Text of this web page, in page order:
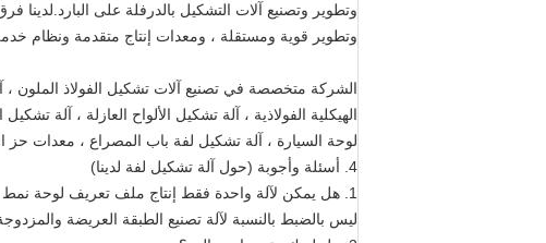
وتطوير وتصنيع آلات التشكيل بالدرفلة على
وتطوير قوية ومستقلة ، ومعدات إنتاج متقدمة ونظام خدمة
الهيكلية الفولاذية ، آلة تشكيل الألواح العازلة ، آلة
لوحة السيارة ، آلة تشكيل لفة باب المصراع ، معدات حز
4. أسئلة وأجوبة (حول آلة تشكيل لفة لدينا)
1. هل يمكن لآلة واحدة فقط إنتاج ملف تعريف لوحة نمط واحد؟
ليس بالضبط بالنسبة لآلة تصنيع الطبقة العريضة والمزدوجة.يمكنها إنتاج